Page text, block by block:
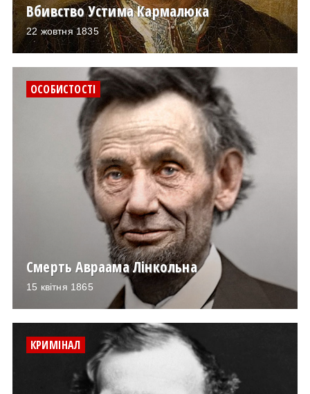
Вбивство Устима Кармалюка
22 жовтня 1835
ОСОБИСТОСТІ
Смерть Авраама Лінкольна
15 квітня 1865
КРИМІНАЛ